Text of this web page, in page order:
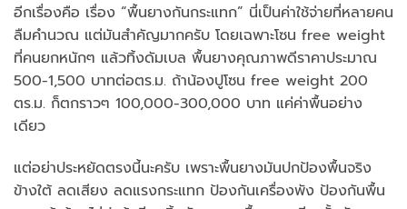
อีกเรื่องคือ เรื่อง “พื้นยางกันกระแทก” นี่เป็นค่าใช้จ่ายที่หลายคน
ลืมคำนวณ แต่มันสำคัญมากครับ โดยเฉพาะโซน free weight
ที่คนยกหนักๆ แล้วทิ้งดัมเบล พื้นยางคุณภาพดีราคาประมาณ
500-1,500 บาทต่อตร.ม. ถ้าน้องปูโซน free weight 200
ตร.ม. ก็ตกราวๆ 100,000-300,000 บาท แค่ค่าพื้นอย่าง
เดียว
แต่อย่าประหยัดตรงนี้นะครับ เพราะพื้นยางมันปกป้องพื้นจริง
ข้างใต้ ลดเสียง ลดแรงกระแทก ป้องกันเครื่องพัง ป้องกันพื้น